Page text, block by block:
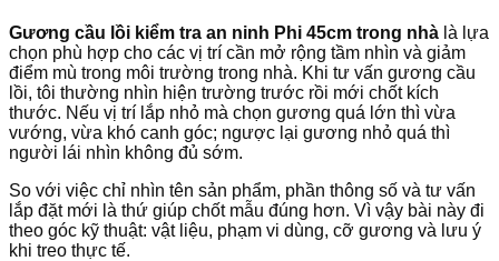
Gương cầu lồi kiểm tra an ninh Phi 45cm trong nhà là lựa
chọn phù hợp cho các vị trí cần mở rộng tầm nhìn và giảm
điểm mù trong môi trường trong nhà. Khi tư vấn gương cầu
lồi, tôi thường nhìn hiện trường trước rồi mới chốt kích
thước. Nếu vị trí lắp nhỏ mà chọn gương quá lớn thì vừa
vướng, vừa khó canh góc; ngược lại gương nhỏ quá thì
người lái nhìn không đủ sớm.
So với việc chỉ nhìn tên sản phẩm, phần thông số và tư vấn
lắp đặt mới là thứ giúp chốt mẫu đúng hơn. Vì vậy bài này đi
theo góc kỹ thuật: vật liệu, phạm vi dùng, cỡ gương và lưu ý
khi treo thực tế.